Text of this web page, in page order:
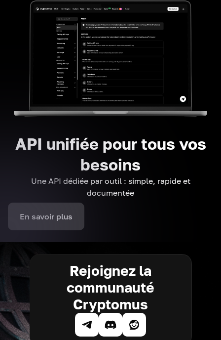
API unifiée pour tous vos
besoins
Une API dédiée par outil : simple, rapide et
documentée
En savoir plus
Rejoignez la
communauté
Cryptomus